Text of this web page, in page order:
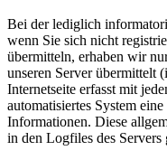
Bei der lediglich
wenn Sie sich nicht
übermitteln, erhaben wir
unseren Server übermittelt
Internetseite erfasst mit
automatisiertes System
Informationen. Diese
in den Logfiles des Servers